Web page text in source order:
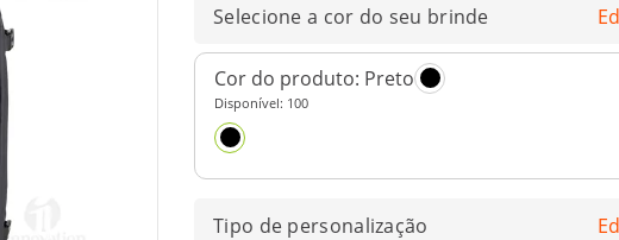
Selecione a cor do seu brinde
Cor do produto: Preto
Disponível: 100
Tipo de personalização